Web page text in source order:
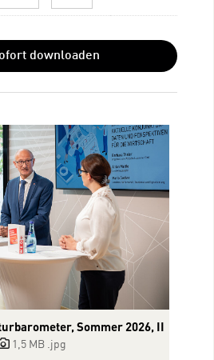
downloaden
Sommer 2026, II
1,5 MB .jpg